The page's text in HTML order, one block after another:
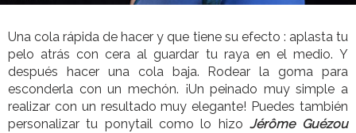
Una cola rápida de hacer y que tiene su efecto : aplasta tu
pelo atrás con cera al guardar tu raya en el medio. Y
después hacer una cola baja. Rodear la goma para
esconderla con un mechón. ¡Un peinado muy simple a
realizar con un resultado muy elegante! Puedes también
personalizar tu ponytail como lo hizo Jérôme Guézou